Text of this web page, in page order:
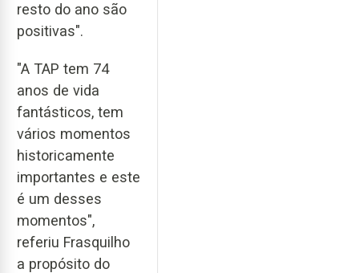
resto do ano são
positivas".
"A TAP tem 74
anos de vida
fantásticos, tem
vários momentos
historicamente
importantes e este
é um desses
momentos",
referiu Frasquilho
a propósito do